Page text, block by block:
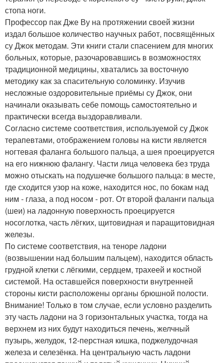
стопа ноги.
Профессор пак Дже Ву на протяжении своей жизни
издал большое количество научных работ, посвящённых
су Джок методам. Эти книги стали спасением для многих
больных, которые, разочаровавшись в возможностях
традиционной медицины, хватались за восточную
методику как за спасительную соломинку. Изучив
несложные оздоровительные приёмы су Джок, они
начинали оказывать себе помощь самостоятельно и
практически всегда выздоравливали.
Согласно системе соответствия, используемой су Джок
терапевтами, отображением головы на кисти является
ногтевая фаланга большого пальца, а шея проецируется
на его нижнюю фалангу. Части лица человека без труда
можно отыскать на подушечке большого пальца: в месте,
где сходится узор на коже, находится нос, по бокам над
ним - глаза, а под носом - рот. От второй фаланги пальца
(шеи) на ладонную поверхность проецируется
носоглотка, часть лёгких, щитовидная и паращитовидная
железы.
По системе соответствия, на теноре ладони
(возвышении над большим пальцем), находится область
грудной клетки с лёгкими, сердцем, трахеей и костной
системой. На оставшейся поверхности внутренней
стороны кисти расположены органы брюшной полости.
Внимание! Только в том случае, если условно разделить
эту часть ладони на 3 горизонтальных участка, тогда на
верхнем из них будут находиться печень, желчный
пузырь, желудок, 12-перстная кишка, поджелудочная
железа и селезёнка. На центральную часть ладони